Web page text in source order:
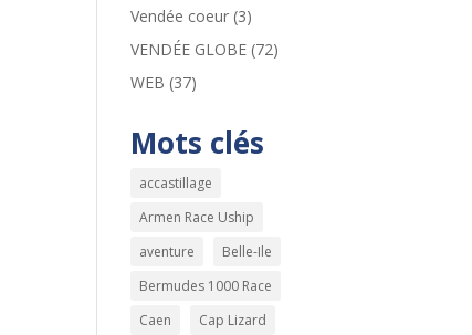
Vendée coeur (3)
VENDÉE GLOBE (72)
WEB (37)
Mots clés
accastillage
Armen Race Uship
aventure
Belle-Ile
Bermudes 1000 Race
Caen
Cap Lizard